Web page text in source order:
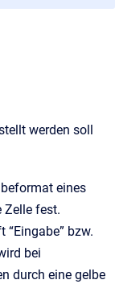
werden soll
eines
Zelle fest.
“Eingabe” bzw.
bei
durch eine gelbe